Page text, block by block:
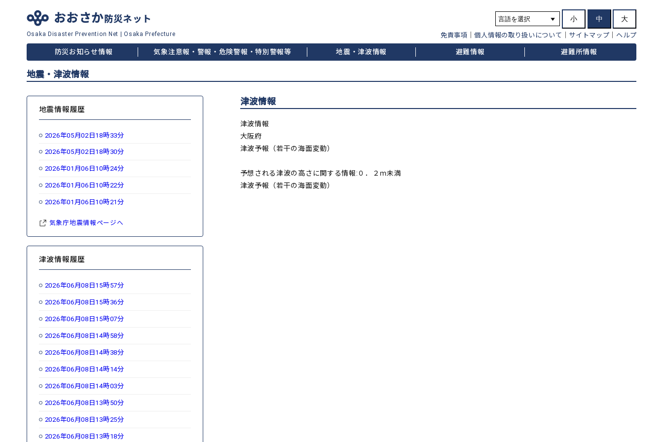
おおさか防災ネット
Osaka Disaster Prevention Net Osaka Prefecture
小 中 大
免責事項 個人情報の取り扱いについて サイトマップ ヘルプ
防災お知らせ情報 気象注意報・警報・危険警報・特別警報等 地震・津波情報 避難情報 避難所情報
地震・津波情報
地震情報履歴
2026年05月02日18時33分
2026年05月02日18時30分
2026年01月06日10時24分
2026年01月06日10時22分
2026年01月06日10時21分
気象庁地震情報ページへ
津波情報履歴
2026年06月08日15時57分
2026年06月08日15時36分
2026年06月08日15時07分
2026年06月08日14時58分
2026年06月08日14時38分
2026年06月08日14時14分
2026年06月08日14時03分
2026年06月08日13時50分
2026年06月08日13時25分
2026年06月08日13時18分
津波情報
津波情報
大阪府
津波予報（若干の海面変動）
予想される津波の高さに関する情報:０．２ｍ未満
津波予報（若干の海面変動）